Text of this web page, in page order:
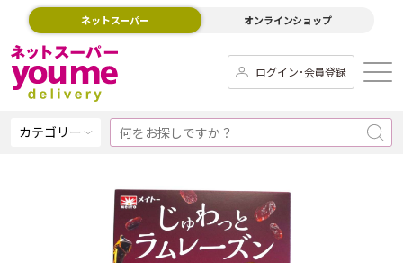
ネットスーパー オンラインショップ
ログイン･会員登録
カテゴリー